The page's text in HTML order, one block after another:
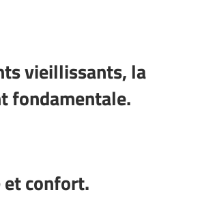
vieillissants, la
fondamentale.
et confort.